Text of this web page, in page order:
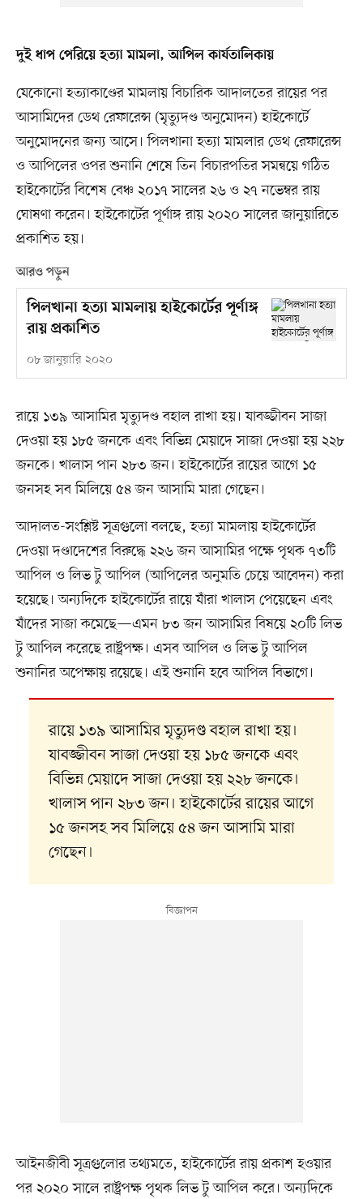
দুই ধাপ পেরিয়ে হত্যা মামলা, আপিল কার্যতালিকায়
যেকোনো হত্যাকাণ্ডের মামলায় বিচারিক আদালতের রায়ের পর
আসামিদের ডেথ রেফারেন্স (মৃত্যুদণ্ড অনুমোদন) হাইকোর্টে
অনুমোদনের জন্য আসে। পিলখানা হত্যা মামলার ডেথ রেফারেন্স
ও আপিলের ওপর শুনানি শেষে তিন বিচারপতির সমন্বয়ে গঠিত
হাইকোর্টের বিশেষ বেঞ্চ ২০১৭ সালের ২৬ ও ২৭ নভেম্বর রায়
ঘোষণা করেন। হাইকোর্টের পূর্ণাঙ্গ রায় ২০২০ সালের জানুয়ারিতে
প্রকাশিত হয়।
আরও পড়ুন
পিলখানা হত্যা মামলায় হাইকোর্টের পূর্ণাঙ্গ
রায় প্রকাশিত
০৮ জানুয়ারি ২০২০
রায়ে ১৩৯ আসামির মৃত্যুদণ্ড বহাল রাখা হয়। যাবজ্জীবন সাজা
দেওয়া হয় ১৮৫ জনকে এবং বিভিন্ন মেয়াদে সাজা দেওয়া হয় ২২৮
জনকে। খালাস পান ২৮৩ জন। হাইকোর্টের রায়ের আগে ১৫
জনসহ সব মিলিয়ে ৫৪ জন আসামি মারা গেছেন।
আদালত-সংশ্লিষ্ট সূত্রগুলো বলছে, হত্যা মামলায় হাইকোর্টের
দেওয়া দণ্ডাদেশের বিরুদ্ধে ২২৬ জন আসামির পক্ষে পৃথক ৭৩টি
আপিল ও লিভ টু আপিল (আপিলের অনুমতি চেয়ে আবেদন) করা
হয়েছে। অন্যদিকে হাইকোর্টের রায়ে যাঁরা খালাস পেয়েছেন এবং
যাঁদের সাজা কমেছে—এমন ৮৩ জন আসামির বিষয়ে ২০টি লিভ
টু আপিল করেছে রাষ্ট্রপক্ষ। এসব আপিল ও লিভ টু আপিল
শুনানির অপেক্ষায় রয়েছে। এই শুনানি হবে আপিল বিভাগে।
রায়ে ১৩৯ আসামির মৃত্যুদণ্ড বহাল রাখা হয়।
যাবজ্জীবন সাজা দেওয়া হয় ১৮৫ জনকে এবং
বিভিন্ন মেয়াদে সাজা দেওয়া হয় ২২৮ জনকে।
খালাস পান ২৮৩ জন। হাইকোর্টের রায়ের আগে
১৫ জনসহ সব মিলিয়ে ৫৪ জন আসামি মারা
গেছেন।
আইনজীবী সূত্রগুলোর তথ্যমতে, হাইকোর্টের রায় প্রকাশ হওয়ার
পর ২০২০ সালে রাষ্ট্রপক্ষ পৃথক লিভ টু আপিল করে। অন্যদিকে